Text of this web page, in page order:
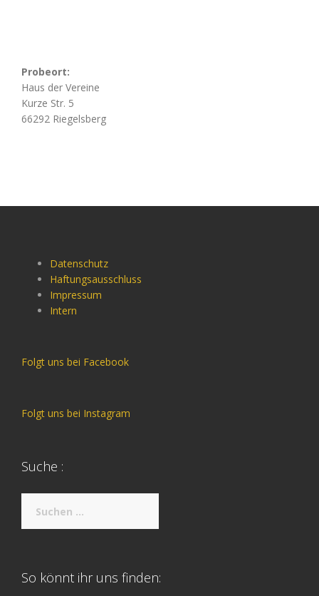
Probeort:
Haus der Vereine
Kurze Str. 5
66292 Riegelsberg
Datenschutz
Haftungsausschluss
Impressum
Intern
Folgt uns bei Facebook
Folgt uns bei Instagram
Suche :
nach:
So könnt ihr uns finden: